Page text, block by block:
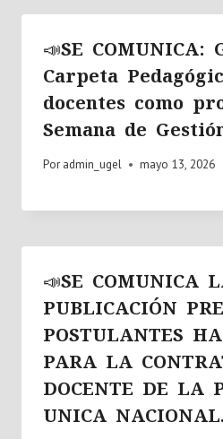
📣SE
Carpeta
docentes como
Semana de
Por admin_ugel mayo 13, 2026
📣SE COMUNICA
PUBLICACIÓN
POSTULANTES
PARA LA
DOCENTE DE LA
UNICA NACIONAL.